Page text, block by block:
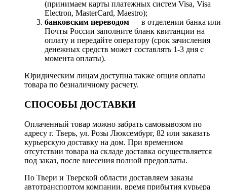
(принимаем карты платежных систем Visa, Visa
Electron, MasterCard, Maestro);
банковским переводом — в отделении банка или
Почты России заполните бланк квитанции на
оплату и передайте оператору (срок зачисления
денежных средств может составлять 1-3 дня с
момента оплаты).
Юридическим лицам доступна также опция оплаты
товара по безналичному расчету.
СПОСОБЫ ДОСТАВКИ
Оплаченный товар можно забрать самовывозом по
адресу г. Тверь, ул. Розы Люксембург, 82 или заказать
курьерскую доставку на дом. При временном
отсутствии товара на складе доставка осуществляется
под заказ, после внесения полной предоплаты.
По Твери и Тверской области доставляем заказы
автотранспортом компании, время прибытия курьера